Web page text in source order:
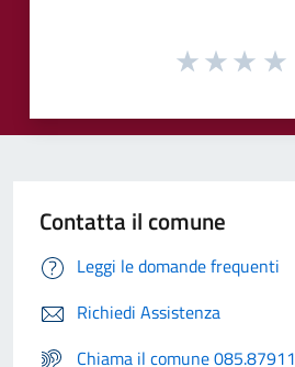
Contatta il comune
Leggi le domande frequenti
Richiedi Assistenza
Chiama il comune 085.87911